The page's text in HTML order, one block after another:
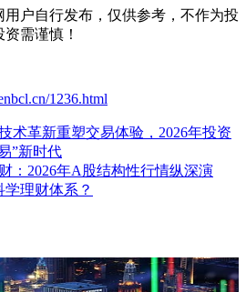
户自行发布，仅供参考，不作为投
需谨慎！
1236.html
术革新重塑交易体验，2026年投资
”新时代
：2026年A股结构性行情纵深演
理财体系？